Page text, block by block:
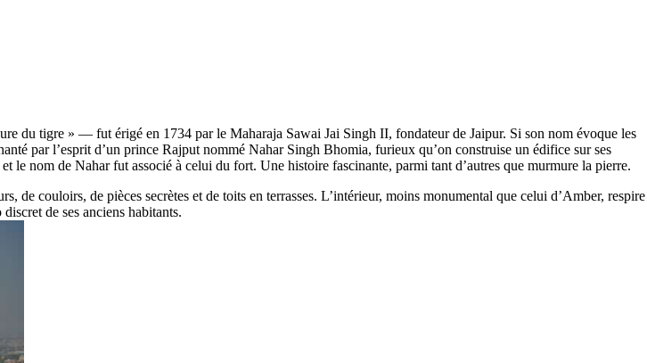
du tigre » — fut érigé en 1734 par le Maharaja Sawai Jai Singh II, fondateur de Jaipur. Si son nom évoque les
par l’esprit d’un prince Rajput nommé Nahar Singh Bhomia, furieux qu’on construise un édifice sur ses
le nom de Nahar fut associé à celui du fort. Une histoire fascinante, parmi tant d’autres que murmure la pierre.
de couloirs, de pièces secrètes et de toits en terrasses. L’intérieur, moins monumental que celui d’Amber, respire
de ses anciens habitants.